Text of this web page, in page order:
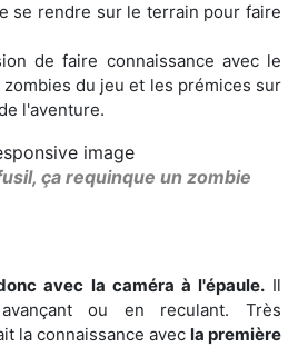
se rendre sur le terrain pour faire
de faire connaissance avec le
du jeu et les prémices sur
l'aventure.
ça requinque un zombie
avec la caméra à l'épaule.Il
ou en reculant. Très
la connaissance avec la première